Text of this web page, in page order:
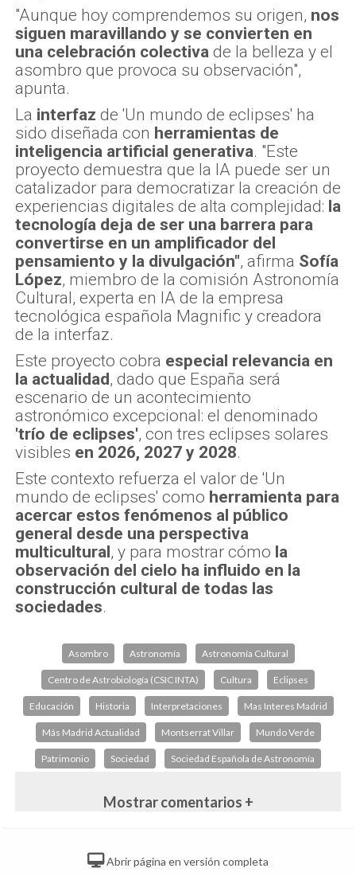
"Aunque hoy comprendemos su origen, nos
siguen maravillando y se convierten en
una celebración colectiva de la belleza y el
asombro que provoca su observación",
apunta.
La interfaz de 'Un mundo de eclipses' ha
sido diseñada con herramientas de
inteligencia artificial generativa. "Este
proyecto demuestra que la IA puede ser un
catalizador para democratizar la creación de
experiencias digitales de alta complejidad: la
tecnología deja de ser una barrera para
convertirse en un amplificador del
pensamiento y la divulgación", afirma Sofía
López, miembro de la comisión Astronomía
Cultural, experta en IA de la empresa
tecnológica española Magnific y creadora
de la interfaz.
Este proyecto cobra especial relevancia en
la actualidad, dado que España será
escenario de un acontecimiento
astronómico excepcional: el denominado
'trío de eclipses', con tres eclipses solares
visibles en 2026, 2027 y 2028.
Este contexto refuerza el valor de 'Un
mundo de eclipses' como herramienta para
acercar estos fenómenos al público
general desde una perspectiva
multicultural, y para mostrar cómo la
observación del cielo ha influido en la
construcción cultural de todas las
sociedades.
Asombro Astronomía Astronomía Cultural
Centro de Astrobiología (CSIC INTA) Cultura Eclipses
Educación Historia Interpretaciones Mas Interes Madrid
Más Madrid Actualidad Montserrat Villar Mundo Verde
Patrimonio Sociedad Sociedad Española de Astronomía
Mostrar comentarios +
Abrir página en versión completa